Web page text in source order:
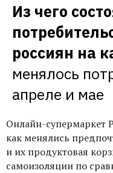
Из чего
россиян на
менялось
апреле и мае
Онлайн-супермаркет
как менялись
и их продуктовая
самоизоляции по